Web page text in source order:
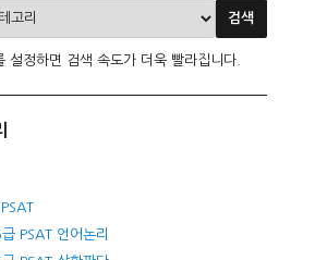
설정하면 검색 속도가 더욱 빨라집니다.
PSAT 언어논리